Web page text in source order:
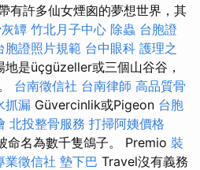
有許多仙女煙囪的夢想世界，其
罈 竹北月子中心 除蟲 台胞證
胞證照片規範 台中眼科 護理之
地是üçgüzeller或三個山谷谷，
台南徵信社 台南律師 高品質骨
抓漏 Güvercinlik或Pigeon 台胞
北投整骨服務 打掃阿姨價格
命名為數千隻鴿子。 Premio 裝
業徵信社 墊下巴 Travel沒有義務